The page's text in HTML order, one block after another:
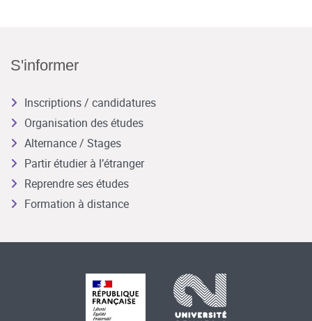
S'informer
Inscriptions / candidatures
Organisation des études
Alternance / Stages
Partir étudier à l’étranger
Reprendre ses études
Formation à distance